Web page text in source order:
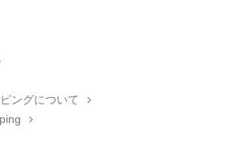
ングについて